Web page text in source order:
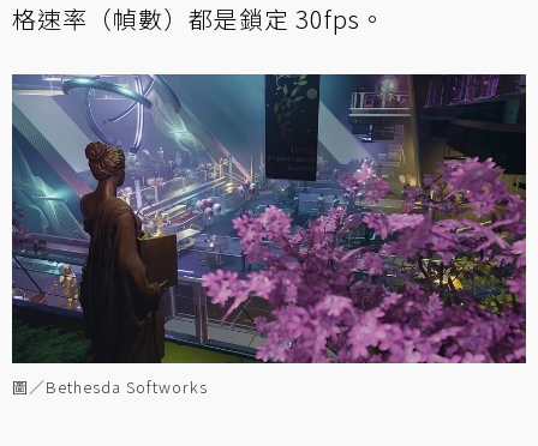
格速率（幀數）都是鎖定 30fps。
圖／Bethesda Softworks